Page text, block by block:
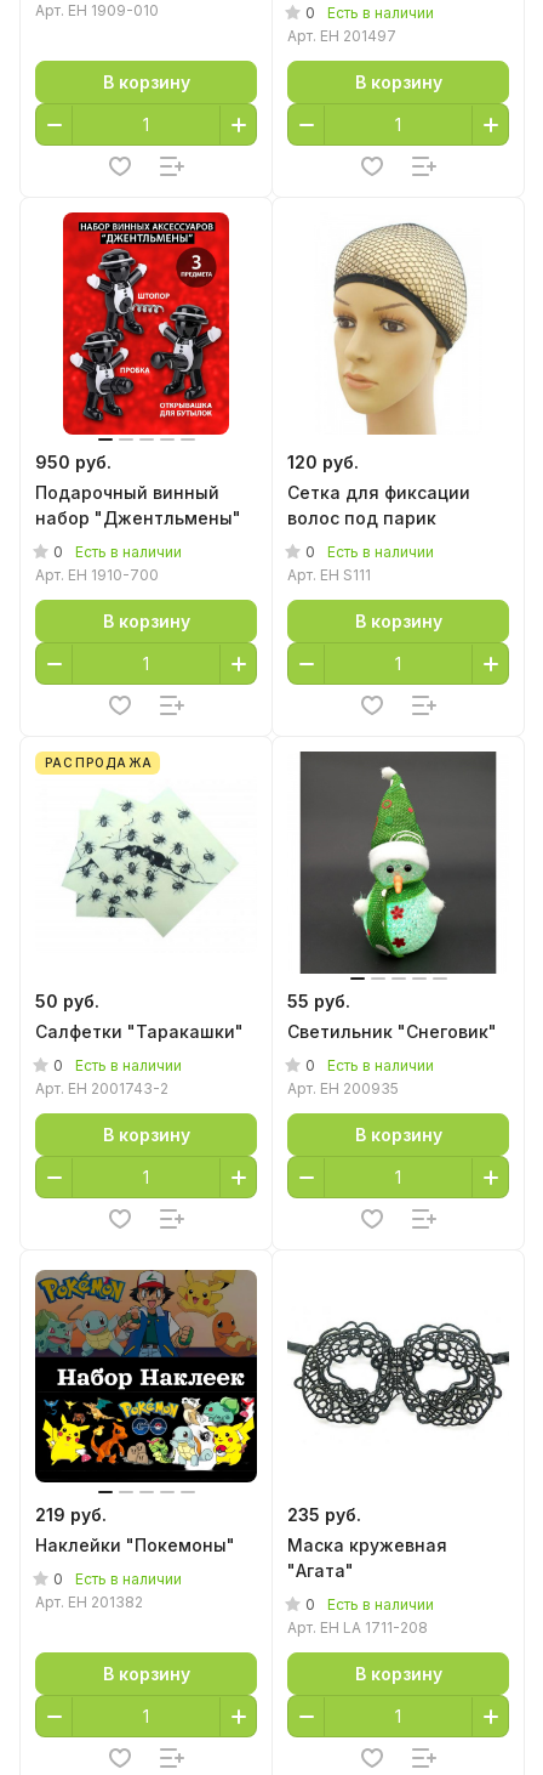
Арт. EH 1909-010
В корзину
0
Есть в наличии
Арт. EH 201497
В корзину
950 руб.
Подарочный винный
набор "Джентльмены"
0
Есть в наличии
Арт. EH 1910-700
В корзину
120 руб.
Сетка для фиксации
волос под парик
0
Есть в наличии
Арт. EH S111
В корзину
РАСПРОДАЖА
50 руб.
Салфетки "Таракашки"
0
Есть в наличии
Арт. EH 2001743-2
В корзину
55 руб.
Светильник "Снеговик"
0
Есть в наличии
Арт. EH 200935
В корзину
219 руб.
Наклейки "Покемоны"
0
Есть в наличии
Арт. EH 201382
В корзину
235 руб.
Маска кружевная
"Агата"
0
Есть в наличии
Арт. EH LA 1711-208
В корзину